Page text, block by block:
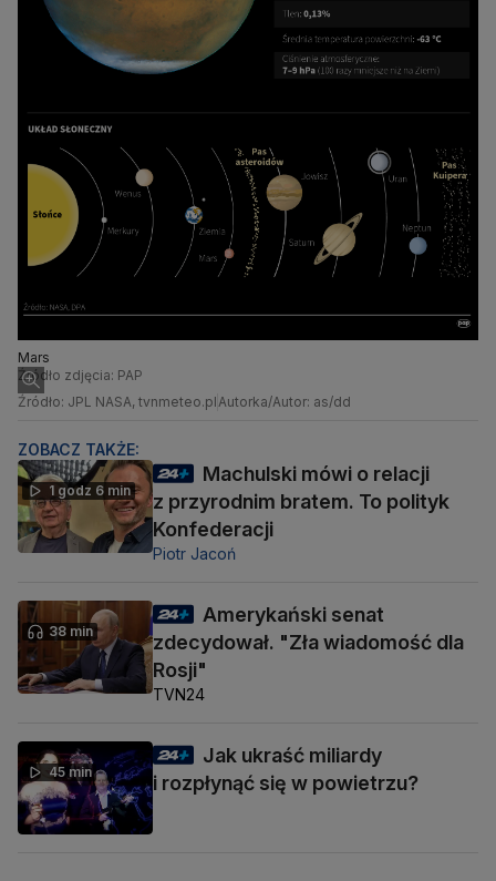
Mars
Źródło zdjęcia: PAP
Źródło: JPL NASA, tvnmeteo.pl Autorka/Autor: as/dd
ZOBACZ TAKŻE:
1 godz 6 min
Machulski mówi o relacji
z przyrodnim bratem. To polityk
Konfederacji
Piotr Jacoń
38 min
Amerykański senat
zdecydował. "Zła wiadomość dla
Rosji"
TVN24
45 min
Jak ukraść miliardy
i rozpłynąć się w powietrzu?